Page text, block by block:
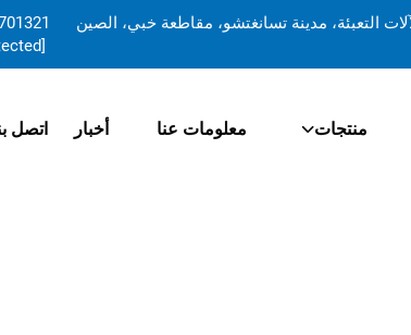
التعبئة، مدينة تسانغتشو، مقاطعة خبي، الصين
منتجات معلومات عنا أخبار اتصل